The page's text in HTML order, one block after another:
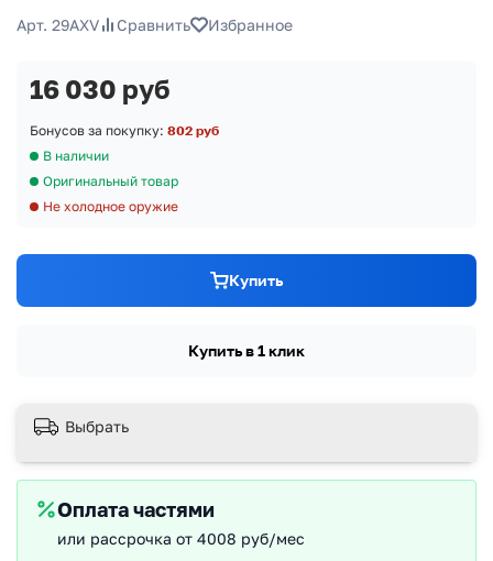
Арт. 29AXV Сравнить Избранное
16 030 руб
Бонусов за покупку: 802 руб
В наличии
Оригинальный товар
Не холодное оружие
Купить
Купить в 1 клик
Выбрать
Оплата частями
или рассрочка от 4008 руб/мес